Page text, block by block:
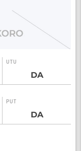
UTU
DA
PUT
DA